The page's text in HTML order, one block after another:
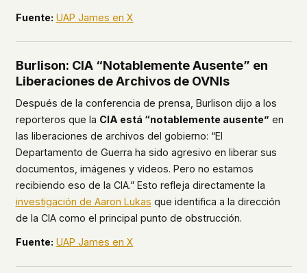
Fuente: UAP James en X
Burlison: CIA “Notablemente Ausente” en
Liberaciones de Archivos de OVNIs
Después de la conferencia de prensa, Burlison dijo a los
reporteros que la CIA está “notablemente ausente” en
las liberaciones de archivos del gobierno: “El
Departamento de Guerra ha sido agresivo en liberar sus
documentos, imágenes y videos. Pero no estamos
recibiendo eso de la CIA.” Esto refleja directamente la
investigación de Aaron Lukas que identifica a la dirección
de la CIA como el principal punto de obstrucción.
Fuente: UAP James en X